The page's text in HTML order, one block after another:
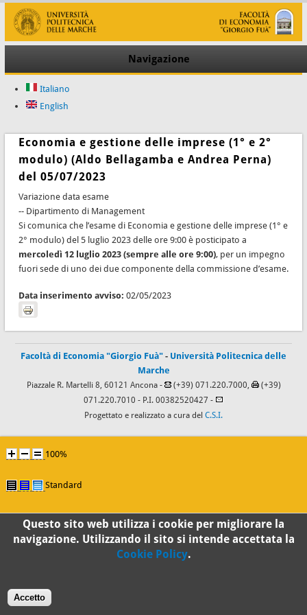
Navigazione
Italiano
English
Economia e gestione delle imprese (1° e 2°
modulo) (Aldo Bellagamba e Andrea Perna)
del 05/07/2023
Variazione data esame
-- Dipartimento di Management
Si comunica che l’esame di Economia e gestione delle imprese (1° e
2° modulo) del 5 luglio 2023 delle ore 9:00 è posticipato a
mercoledì 12 luglio 2023 (sempre alle ore 9:00), per un impegno
fuori sede di uno dei due componente della commissione d’esame.
Data inserimento avviso: 02/05/2023
Facoltà di Economia "Giorgio Fuà" - Università Politecnica delle
Marche
Piazzale R. Martelli 8, 60121 Ancona - (+39) 071.220.7000,
(+39)
071.220.7010 - P.I. 00382520427 -
Progettato e realizzato a cura del C.S.I.
100%
Standard
Questo sito web utilizza i cookie per migliorare la
navigazione. Utilizzando il sito si intende accettata la
Cookie Policy.
Accetto